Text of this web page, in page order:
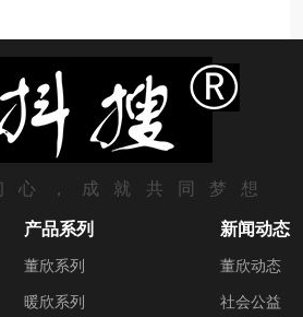
充。人体一直在消......
产品系列
董欣系列
暖欣系列
新闻动态
董欣动态
社会公益
心，成就共同梦想